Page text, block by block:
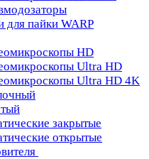
для пайки WARP
HD
Ultra HD
Ultra HD 4K
закрытые
открытые